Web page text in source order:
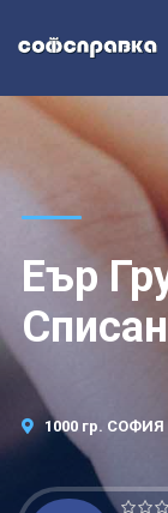
Еър
1000 гр. СОФИЯ